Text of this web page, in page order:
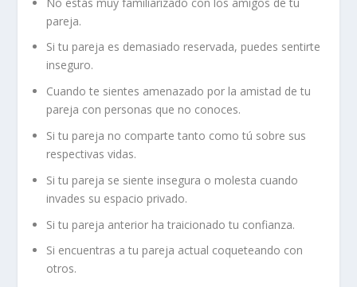
pareja.
Si tu pareja es demasiado reservada, puedes sentirte
inseguro.
Cuando te sientes amenazado por la amistad de tu
pareja con personas que no conoces.
Si tu pareja no comparte tanto como tú sobre sus
respectivas vidas.
Si tu pareja se siente insegura o molesta cuando
invades su espacio privado.
Si tu pareja anterior ha traicionado tu confianza.
Si encuentras a tu pareja actual coqueteando con
otros.